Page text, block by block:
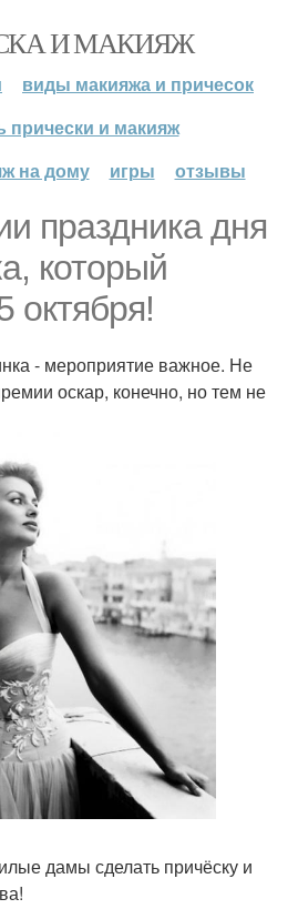
И МАКИЯЖ
виды макияжа и причесок
прически и макияж
на дому
игры отзывы
праздника дня
который
октября!
- мероприятие важное. Не
оскар, конечно, но тем не
дамы сделать причёску и